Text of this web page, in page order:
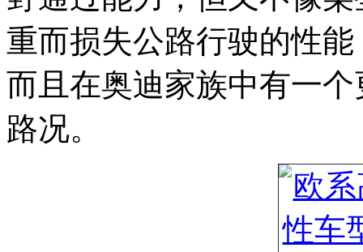
重而损失公路行驶的性
而且在奥迪家族中有一
路况。